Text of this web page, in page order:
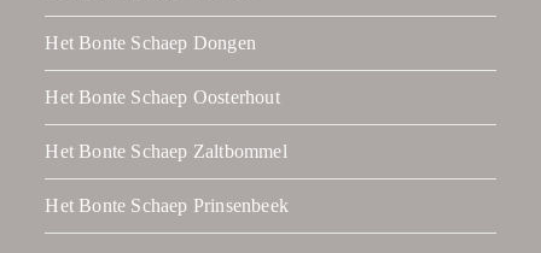
Het Bonte Schaep Dongen
Het Bonte Schaep Oosterhout
Het Bonte Schaep Zaltbommel
Het Bonte Schaep Prinsenbeek